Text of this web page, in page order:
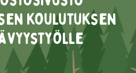
koulutuksen